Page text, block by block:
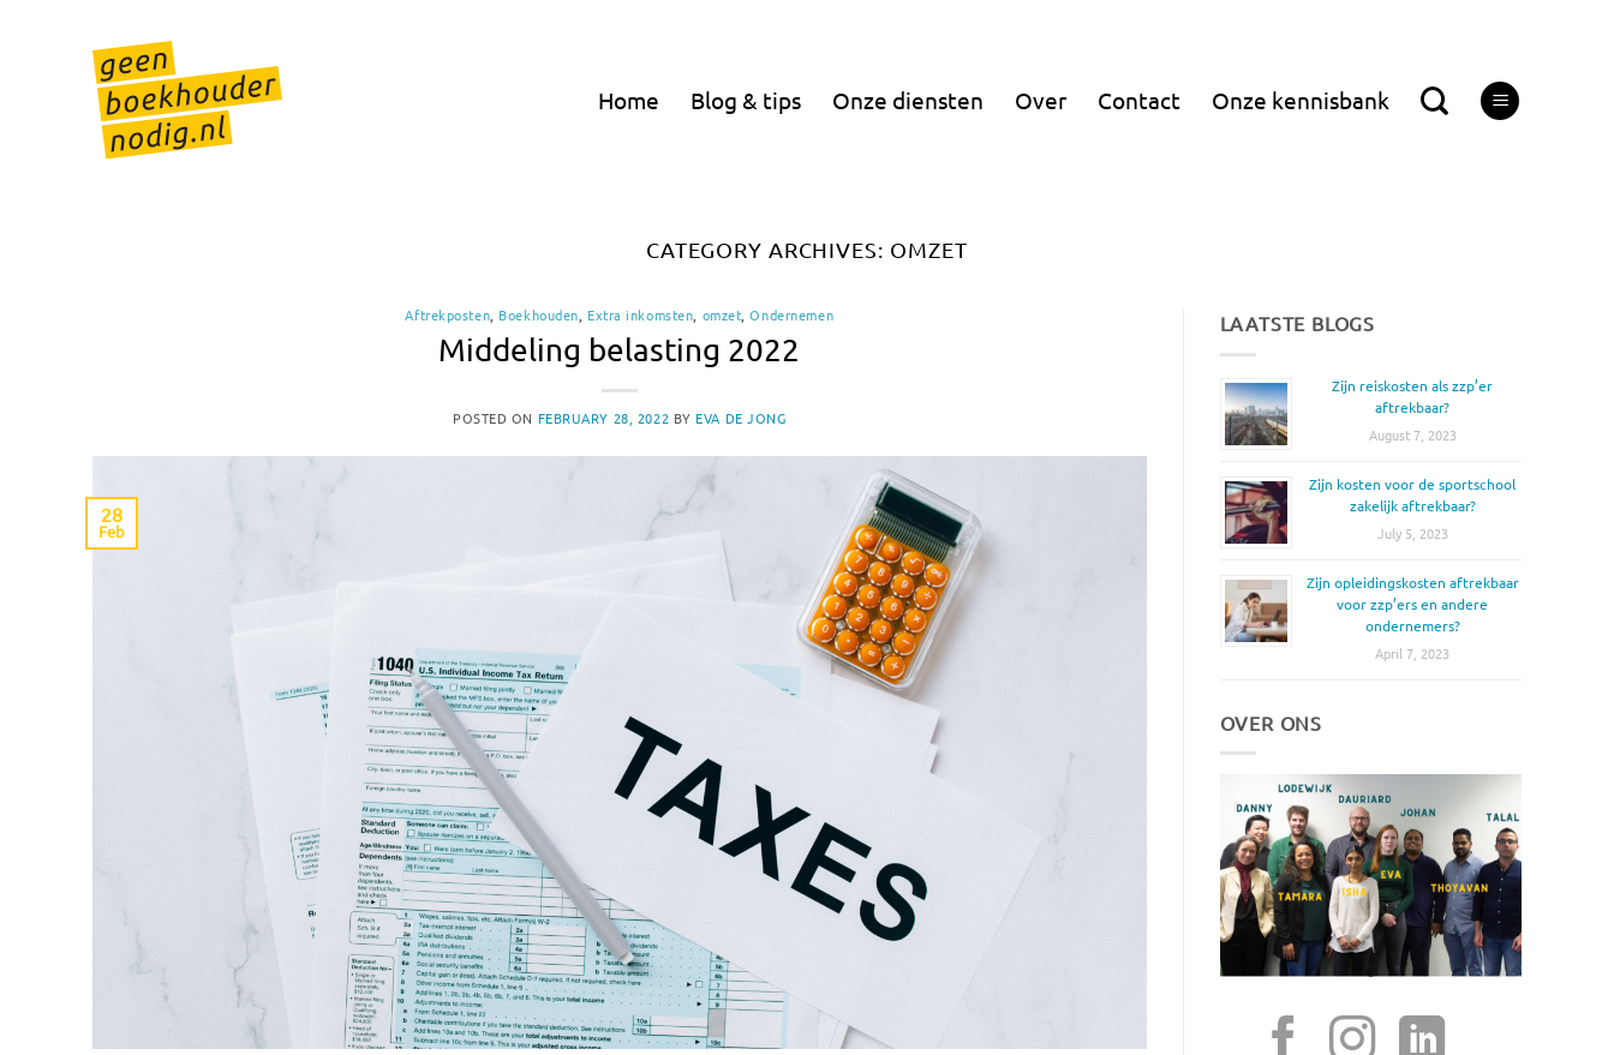
Home Blog & tips Onze diensten Over Contact Onze kennisbank
CATEGORY ARCHIVES: OMZET
Aftrekposten Boekhouden Extra inkomsten omzet ,Ondernemen
Middeling belasting 2022
POSTED ON FEBRUARY 28, 2022 BY EVA DE JONG
28
Feb
LAATSTE BLOGS
Zijn reiskosten als zzp’er
aftrekbaar?
August 7, 2023
Zijn kosten voor de sportschool
zakelijk aftrekbaar?
July 5, 2023
Zijn opleidingskosten aftrekbaar
voor zzp’ers en andere
ondernemers?
April 7, 2023
OVER ONS